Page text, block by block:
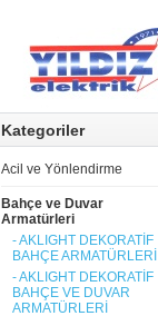
Kategoriler
Acil ve Yönlendirme
Bahçe ve Duvar
Armatürleri
- AKLIGHT DEKORATİF
BAHÇE ARMATÜRLERİ
- AKLIGHT DEKORATİF
BAHÇE VE DUVAR
ARMATÜRLERİ